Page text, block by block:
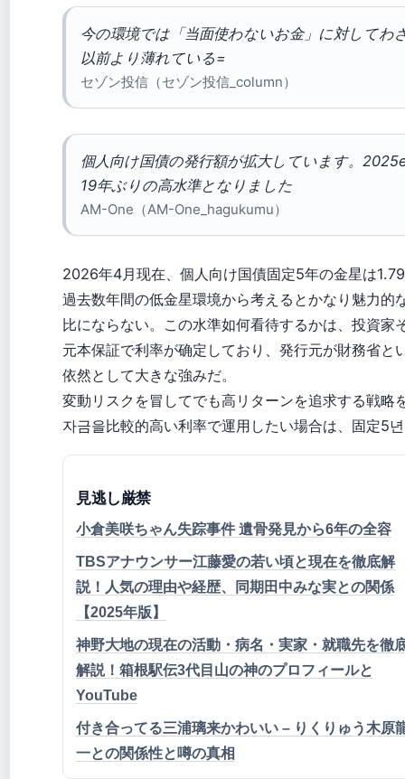
今の環境では「当面使わないお金」に対してわ
以前より薄れている=
セゾン投信（セゾン投信_column）
個人向け国債の発行額が拡大しています。
19年ぶりの高水準となりました
AM-One（AM-One_hagukumu）
2026年4月现在、個人向け国債固定5年の金星は
過去数年間の低金星環境から考えるとかなり魅力
比にならない。この水準如何看待するかは、投資家
元本保証で利率が确定しており、発行元が財務省と
依然として大きな強みだ。
変動リスクを冒してでも高リターンを追求する戦略
자금을比較的高い利率で運用したい場合は、固定5
見逃し厳禁
小倉美咲ちゃん失踪事件 遺骨発見から6年の全容
TBSアナウンサー江藤愛の若い頃と現在を徹底解
説！人気の理由や経歴、同期田中みな実との関係
【2025年版】
神野大地の現在の活動・病名・実家・就職先を徹
解説！箱根駅伝3代目山の神のプロフィールと
YouTube
付き合ってる三浦璃来かわいい – りくりゅう木原
一との関係性と噂の真相